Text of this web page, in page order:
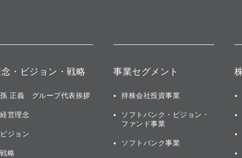
・ビジョン・戦略
孫 正義 グループ代表挨拶
経営理念
ビジョン
戦略
事業セグメント
持株会社投資事業
ソフトバンク・ビジョン・
ファンド事業
ソフトバンク事業